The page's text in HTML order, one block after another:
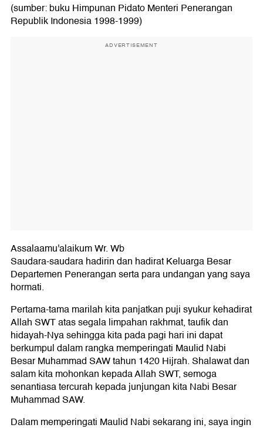
(sumber: buku Himpunan Pidato Menteri Penerangan
Republik Indonesia 1998-1999)
ADVERTISEMENT
Assalaamu'alaikum Wr. Wb
Saudara-saudara hadirin dan hadirat Keluarga Besar
Departemen Penerangan serta para undangan yang saya
hormati.
Pertama-tama marilah kita panjatkan puji syukur kehadirat
Allah SWT atas segala limpahan rakhmat, taufik dan
hidayah-Nya sehingga kita pada pagi hari ini dapat
berkumpul dalam rangka memperingati Maulid Nabi
Besar Muhammad SAW tahun 1420 Hijrah. Shalawat dan
salam kita mohonkan kepada Allah SWT, semoga
senantiasa tercurah kepada junjungan kita Nabi Besar
Muhammad SAW.
Dalam memperingati Maulid Nabi sekarang ini, saya ingin